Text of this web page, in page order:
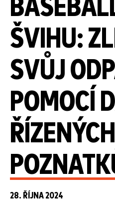
ŠVIHU:
SVŮJ
POMOCÍ
ŘÍZENÝCH
28. ŘÍJNA 2024